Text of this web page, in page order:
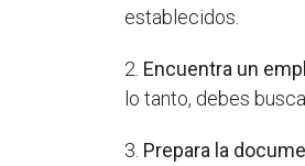
establecidos.
2. Encuentra un
lo tanto, debes
3. Prepara la